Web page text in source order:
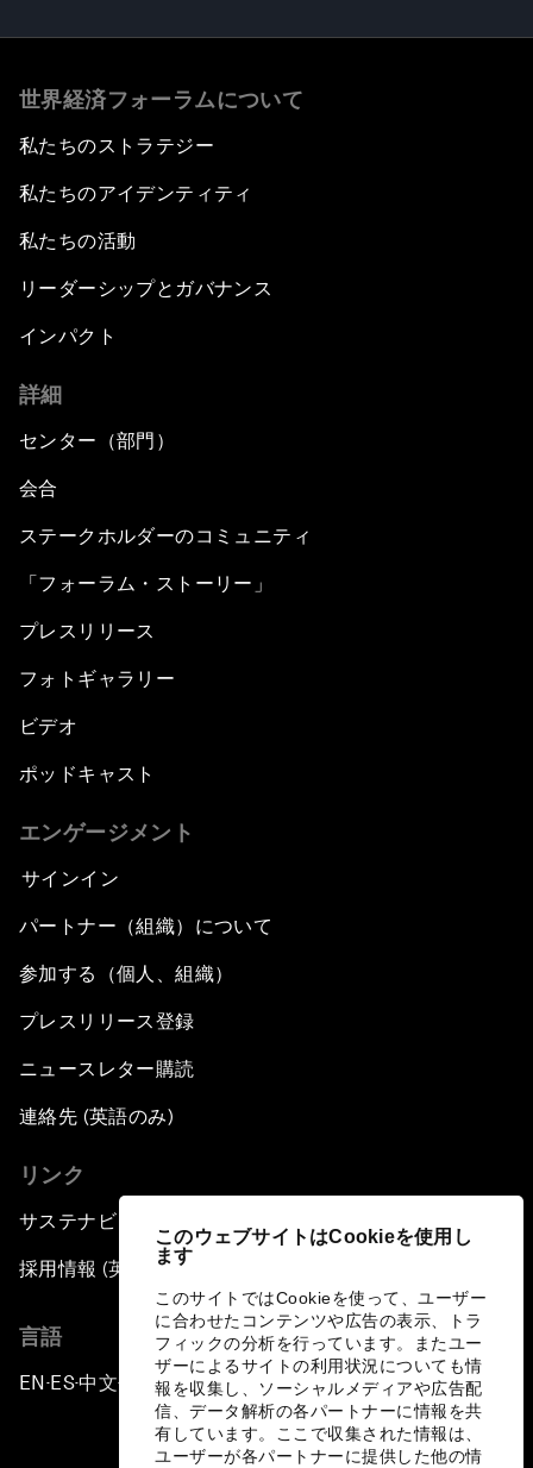
このウェブサイトはCookieを使用し
ます
このサイトではCookieを使って、ユーザー
に合わせたコンテンツや広告の表示、トラ
フィックの分析を行っています。またユー
ザーによるサイトの利用状況についても情
報を収集し、ソーシャルメディアや広告配
信、データ解析の各パートナーに情報を共
有しています。ここで収集された情報は、
ユーザーが各パートナーに提供した他の情
世界経済フォーラムについて
私たちのストラテジー
私たちのアイデンティティ
私たちの活動
リーダーシップとガバナンス
インパクト
詳細
センター（部門）
会合
ステークホルダーのコミュニティ
「フォーラム・ストーリー」
プレスリリース
フォトギャラリー
ビデオ
ポッドキャスト
エンゲージメント
サインイン
パートナー（組織）について
参加する（個人、組織）
プレスリリース登録
ニュースレター購読
連絡先 (英語のみ)
リンク
サステナビリティへの取り組み
採用情報 (英語のみ)
言語
EN ▪ES▪中文▪ 日本語